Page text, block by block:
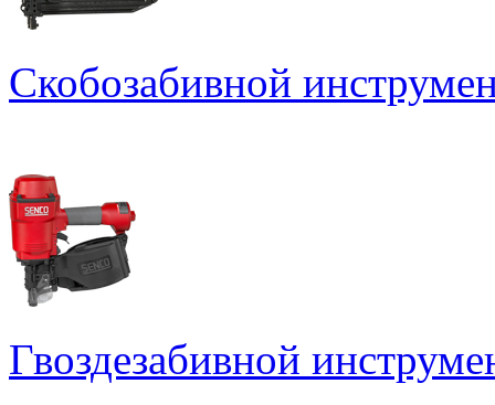
Скобозабивной
Гвоздезабивной